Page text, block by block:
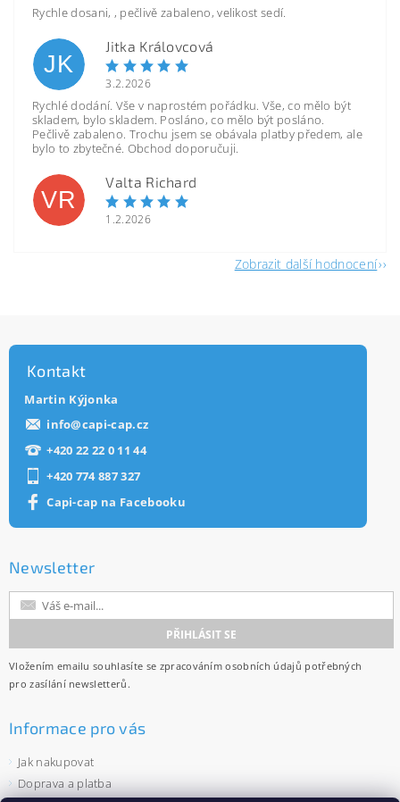
Rychle dosani, , pečlivě zabaleno, velikost sedí.
JK
Jitka Královcová
3.2.2026
Rychlé dodání. Vše v naprostém pořádku. Vše, co mělo být
skladem, bylo skladem. Posláno, co mělo být posláno.
Pečlivě zabaleno. Trochu jsem se obávala platby předem, ale
bylo to zbytečné. Obchod doporučuji.
VR
Valta Richard
1.2.2026
Zobrazit další hodnocení
Kontakt
Martin Kýjonka
info@capi-cap.cz
+420 22 22 0 11 44
+420 774 887 327
Capi-cap na Facebooku
Newsletter
Vložením emailu souhlasíte se zpracováním osobních údajů potřebných
pro zasílání newsletterů.
Informace pro vás
Jak nakupovat
Doprava a platba